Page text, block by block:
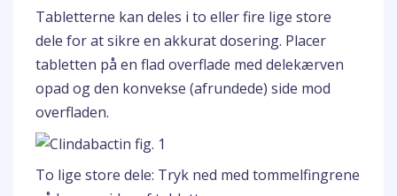
Tabletterne kan deles i to eller fire lige store
dele for at sikre en akkurat dosering. Placer
tabletten på en flad overflade med delekærven
opad og den konvekse (afrundede) side mod
overfladen.
To lige store dele: Tryk ned med tommelfingrene